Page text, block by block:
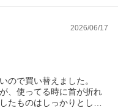
いいたします。
2026/06/17
ので買い替えました。
、使ってる時に首が折れ
たものはしっかりとして